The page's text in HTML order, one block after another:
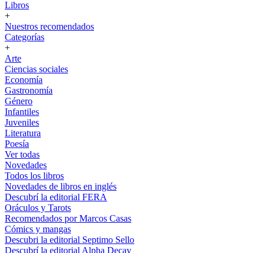
Libros
+
Nuestros recomendados
Categorías
+
Arte
Ciencias sociales
Economía
Gastronomía
Género
Infantiles
Juveniles
Literatura
Poesía
Ver todas
Novedades
Todos los libros
Novedades de libros en inglés
Descubrí la editorial FERA
Oráculos y Tarots
Recomendados por Marcos Casas
Cómics y mangas
Descubri la editorial Septimo Sello
Descubrí la editorial Alpha Decay